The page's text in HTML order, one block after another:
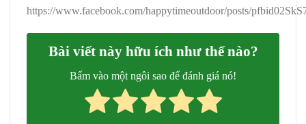
https://www.facebook.com/happytimeoutdoor/posts/
Bài viết này hữu ích như thế nào?
Bấm vào một ngôi sao để đánh giá nó!